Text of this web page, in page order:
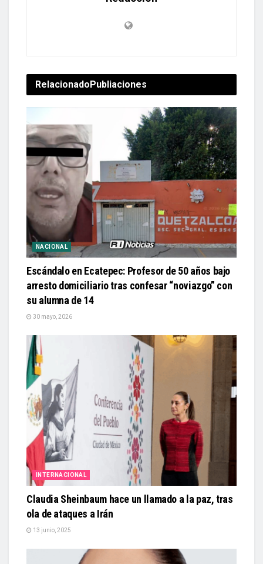
RelacionadoPubliaciones
NACIONAL
Escándalo en Ecatepec: Profesor de 50 años bajo
arresto domiciliario tras confesar “noviazgo” con
su alumna de 14
30 mayo, 2026
INTERNACIONAL
Claudia Sheinbaum hace un llamado a la paz, tras
ola de ataques a Irán
13 junio, 2025